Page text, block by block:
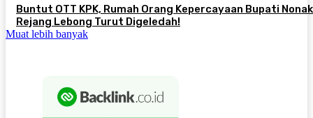
Buntut OTT KPK, Rumah Orang Kepercayaan Bupati
Rejang Lebong Turut Digeledah!
Muat lebih banyak